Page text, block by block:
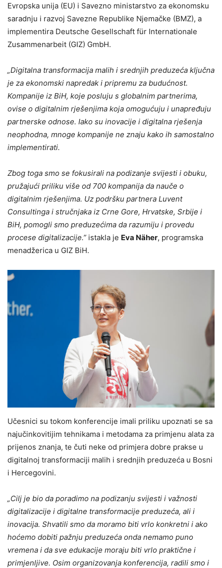
Evropska unija (EU) i Savezno ministarstvo za ekonomsku
saradnju i razvoj Savezne Republike Njemačke (BMZ), a
implementira Deutsche Gesellschaft für Internationale
Zusammenarbeit (GIZ) GmbH.
„Digitalna transformacija malih i srednjih preduzeća ključna
je za ekonomski napredak i pripremu za budućnost.
Kompanije iz BiH, koje posluju s globalnim partnerima,
ovise o digitalnim rješenjima koja omogućuju i unapređuju
partnerske odnose. Iako su inovacije i digitalna rješenja
neophodna, mnoge kompanije ne znaju kako ih samostalno
implementirati.
Zbog toga smo se fokusirali na podizanje svijesti i obuku,
pružajući priliku više od 700 kompanija da nauče o
digitalnim rješenjima. Uz podršku partnera Luvent
Consultinga i stručnjaka iz Crne Gore, Hrvatske, Srbije i
BiH, pomogli smo preduzećima da razumiju i provedu
procese digitalizacije.” istakla je Eva Näher, programska
menadžerica u GIZ BiH.
Učesnici su tokom konferencije imali priliku upoznati se sa
najučinkovitijim tehnikama i metodama za primjenu alata za
prijenos znanja, te čuti neke od primjera dobre prakse u
digitalnoj transformaciji malih i srednjih preduzeća u Bosni
i Hercegovini.
„Cilj je bio da poradimo na podizanju svijesti i važnosti
digitalizacije i digitalne transformacije preduzeća, ali i
inovacija. Shvatili smo da moramo biti vrlo konkretni i ako
hoćemo dobiti pažnju preduzeća onda nemamo puno
vremena i da sve edukacije moraju biti vrlo praktične i
primjenljive. Osim organizovanja konferencija, radili smo i